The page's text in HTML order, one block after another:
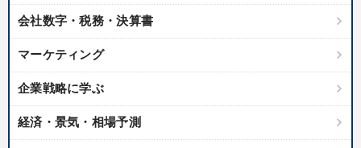
会社数字・税務・決算書
マーケティング
企業戦略に学ぶ
経済・景気・相場予測